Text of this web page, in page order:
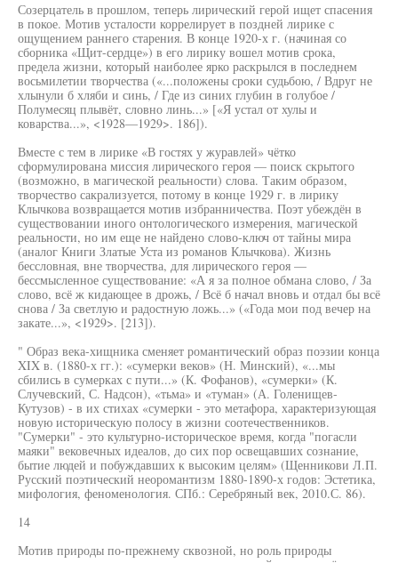
Созерцатель в прошлом, теперь лирический герой ищет спасения
в покое. Мотив усталости коррелирует в поздней лирике с
ощущением раннего старения. В конце 1920-х г. (начиная со
сборника «Щит-сердце») в его лирику вошел мотив срока,
предела жизни, который наиболее ярко раскрылся в последнем
восьмилетии творчества («...положены сроки судьбою, / Вдруг не
хлынули б хляби и синь, / Где из синих глубин в голубое /
Полумесяц плывёт, словно линь...» [«Я устал от хулы и
коварства...», <1928—1929>. 186]).
Вместе с тем в лирике «В гостях у журавлей» чётко
сформулирована миссия лирического героя — поиск скрытого
(возможно, в магической реальности) слова. Таким образом,
творчество сакрализуется, потому в конце 1929 г. в лирику
Клычкова возвращается мотив избранничества. Поэт убеждён в
существовании иного онтологического измерения, магической
реальности, но им еще не найдено слово-ключ от тайны мира
(аналог Книги Златые Уста из романов Клычкова). Жизнь
бессловная, вне творчества, для лирического героя —
бессмысленное существование: «А я за полное обмана слово, / За
слово, всё ж кидающее в дрожь, / Всё б начал вновь и отдал бы всё
снова / За светлую и радостную ложь...» («Года мои под вечер на
закате...», <1929>. [213]).
" Образ века-хищника сменяет романтический образ поэзии конца
XIX в. (1880-х гг.): «сумерки веков» (Н. Минский), «...мы
сбились в сумерках с пути...» (К. Фофанов), «сумерки» (К.
Случевский, С. Надсон), «тьма» и «туман» (А. Голенищев-
Кутузов) - в их стихах «сумерки - это метафора, характеризующая
новую историческую полосу в жизни соотечественников.
"Сумерки" - это культурно-историческое время, когда "погасли
маяки" вековечных идеалов, до сих пор освещавших сознание,
бытие людей и побуждавших к высоким целям» (Щенникови Л.П.
Русский поэтический неоромантизм 1880-1890-х годов: Эстетика,
мифология, феноменология. СПб.: Серебряный век, 2010.С. 86).
14
Мотив природы по-прежнему сквозной, но роль природы